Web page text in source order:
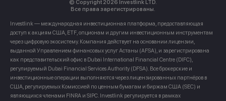
© Copyright 2026 Investlink LTD.
Все права зарегистрированы.
Investlink — международная инвестиционная платформа, предоставляющая
доступ к акциям США, ETF, опционам и другим инвестиционным инструментам
через цифровую экосистему. Компания действует на основании лицензии,
выданной Управлением финансовых услуг Астаны (AFSA), и зарегистрирована
как представительский офис в Dubai International Financial Centre (DIFC),
регулируемый Dubai Financial Services Authority (DFSA). Все брокерские и
инвестиционные операции выполняются через лицензированных партнёров в
США, регулируемых Комиссией по ценным бумагам и биржам США (SEC) и
являющихся членами FINRA и SIPC. Investlink регулируется в рамках